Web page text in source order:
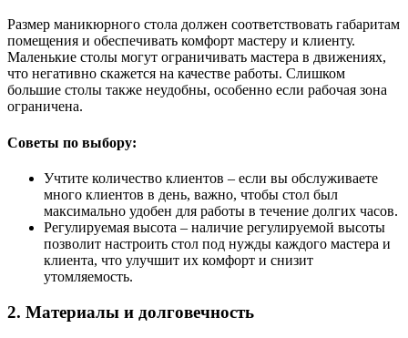
Размер маникюрного стола должен соответствовать габаритам
помещения и обеспечивать комфорт мастеру и клиенту.
Маленькие столы могут ограничивать мастера в движениях,
что негативно скажется на качестве работы. Слишком
большие столы также неудобны, особенно если рабочая зона
ограничена.
Советы по выбору:
Учтите количество клиентов – если вы обслуживаете
много клиентов в день, важно, чтобы стол был
максимально удобен для работы в течение долгих часов.
Регулируемая высота – наличие регулируемой высоты
позволит настроить стол под нужды каждого мастера и
клиента, что улучшит их комфорт и снизит
утомляемость.
2. Материалы и долговечность